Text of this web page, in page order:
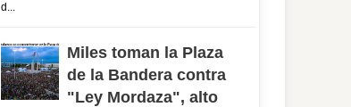
d...
Miles toman la Plaza
de la Bandera contra
"Ley Mordaza", alto